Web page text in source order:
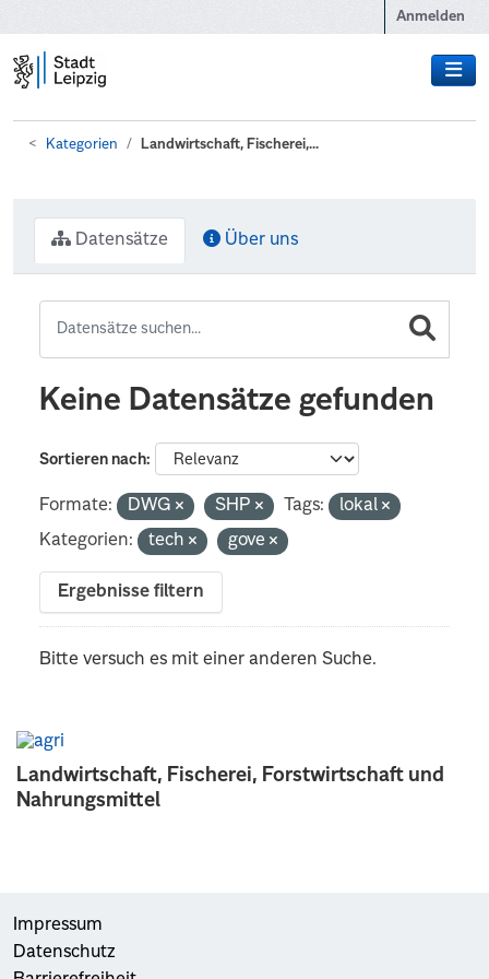
Anmelden
Kategorien Landwirtschaft, Fischerei,...
Landwirtschaft, Fischerei, Forstwirtschaft und
Nahrungsmittel
Datensätze Über uns
Keine Datensätze gefunden
Sortieren nach
Formate: DWG SHP Tags:
lokal
Kategorien:
tech gove
Ergebnisse filtern
Bitte versuch es mit einer anderen Suche.
Impressum
Datenschutz